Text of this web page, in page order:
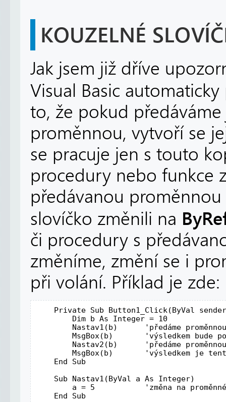
KOUZELNÉ
Jak jsem již dříve
Visual Basic
to, že pokud
proměnnou, vytvoří se
se pracuje jen s touto
procedury nebo funkce
předávanou
slovíčko změnili na
či procedury s
změníme, změní se i
při volání. Příklad je zde:
Private Sub Button1_Click(ByVal
Dim b As Integer = 10
        Nastav1(b)
'předáme
        MsgBox(b)
'výsledkem bude
        Nastav2(b)
'předáme
        MsgBox(b)
'výsledkem je
End
Sub
Sub Nastav1(ByVal a As Integer)
        a = 5
'změna na
End
Sub